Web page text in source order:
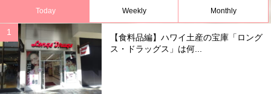
Today Weekly Monthly
【食料品編】ハワイ土産の宝庫「ロング
ス・ドラッグス」は何...